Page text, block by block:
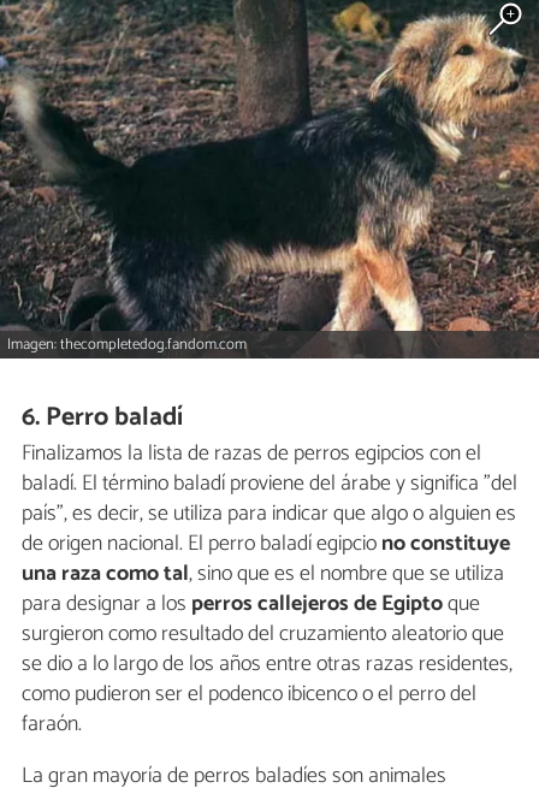
Imagen: thecompletedog.fandom.com
6. Perro baladí
Finalizamos la lista de razas de perros egipcios con el
baladí. El término baladí proviene del árabe y significa "del
país", es decir, se utiliza para indicar que algo o alguien es
de origen nacional. El perro baladí egipciono constituye
una raza como tal, sino que es el nombre que se utiliza
para designar a los perros callejeros de Egiptoque
surgieron como resultado del cruzamiento aleatorio que
se dio a lo largo de los años entre otras razas residentes,
como pudieron ser el podenco ibicenco o el perro del
faraón.
La gran mayoría de perros baladíes son animales